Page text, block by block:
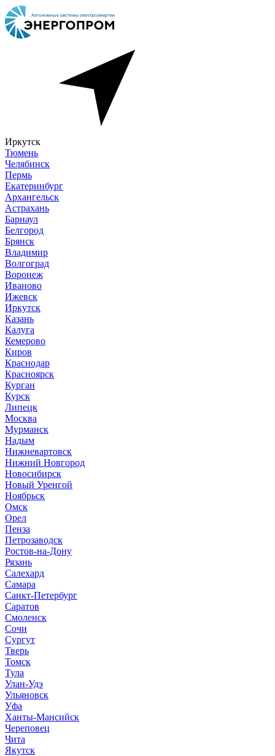
Иркутск
Тюмень
Челябинск
Пермь
Екатеринбург
Архангельск
Астрахань
Барнаул
Белгород
Брянск
Владимир
Волгоград
Воронеж
Иваново
Ижевск
Иркутск
Казань
Калуга
Кемерово
Киров
Краснодар
Красноярск
Курган
Курск
Липецк
Москва
Мурманск
Надым
Нижневартовск
Нижний Новгород
Новосибирск
Новый Уренгой
Ноябрьск
Омск
Орел
Пенза
Петрозаводск
Ростов-на-Дону
Рязань
Салехард
Самара
Санкт-Петербург
Саратов
Смоленск
Сочи
Сургут
Тверь
Томск
Тула
Улан-Удэ
Ульяновск
Уфа
Ханты-Мансийск
Череповец
Чита
Якутск